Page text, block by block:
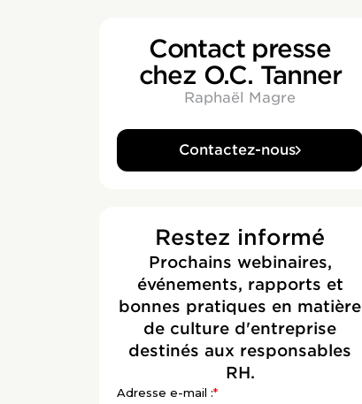
Contact presse
chez O.C. Tanner
Raphaël Magre
Contactez-nous
Restez informé
Prochains webinaires,
événements, rapports et
bonnes pratiques en matière
de culture d'entreprise
destinés aux responsables
RH.